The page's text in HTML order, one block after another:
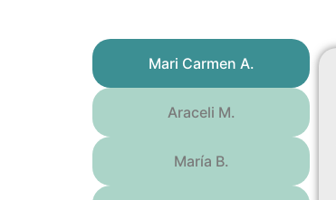
Mari Carmen A.
Araceli M.
María B.